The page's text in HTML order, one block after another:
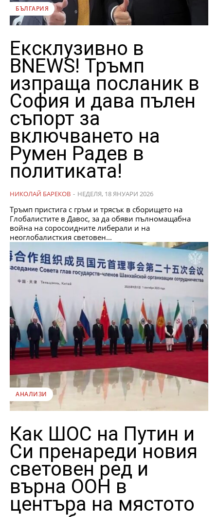
БЪЛГАРИЯ
Ексклузивно в
BNEWS! Тръмп
изпраща посланик в
София и дава пълен
съпорт за
включването на
Румен Радев в
политиката!
НИКОЛАЙ БАРЕКОВ - НЕДЕЛЯ, 18 ЯНУАРИ 2026
Тръмп пристига с гръм и трясък в сборището на
Глобалистите в Давос, за да обяви пълномащабна
война на соросоидните либерали и на
неоглобалисткия световен...
АНАЛИЗИ
Как ШОС на Путин и
Си пренареди новия
световен ред и
върна ООН в
центъра на мястото